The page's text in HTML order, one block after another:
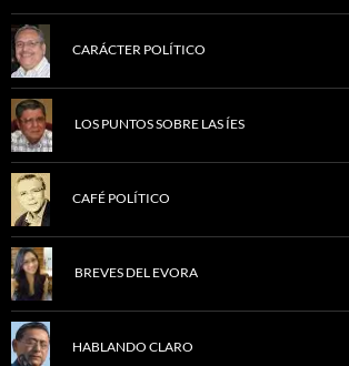
CARÁCTER POLÍTICO
LOS PUNTOS SOBRE LAS ÍES
CAFÉ POLÍTICO
BREVES DEL EVORA
HABLANDO CLARO